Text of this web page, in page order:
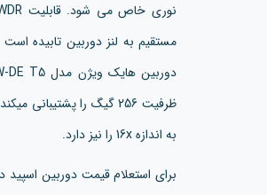
مستقیم به لنز دوربین تابیده
به اندازه 16x را نیز دارد.